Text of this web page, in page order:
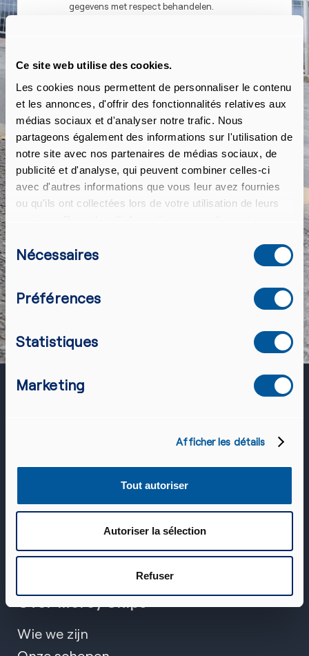
Ce site web utilise des cookies.
Les cookies nous permettent de personnaliser le contenu
et les annonces, d'offrir des fonctionnalités relatives aux
médias sociaux et d'analyser notre trafic. Nous
partageons également des informations sur l'utilisation de
notre site avec nos partenaires de médias sociaux, de
publicité et d'analyse, qui peuvent combiner celles-ci
avec d'autres informations que vous leur avez fournies
ou qu'ils ont collectées lors de votre utilisation de leurs
Sélection
du
consentement
Nécessaires
Préférences
Statistiques
Marketing
Afficher les détails
Tout autoriser
Autoriser la sélection
Refuser
gegevens met respect behandelen.
in overeenstemming met deze
voorwaarden.
We gebruiken Mailchimp als ons
marketingplatform. Door hieronder te
klikken om u aan te melden, erkent u dat
uw informatie wordt overgedragen aan
Mailchimp voor verwerking. Meer
informatieover de privacypraktijken van
Mailchimp.
Rekeningnummer:
BE90 0016 0298 6432
Over Mercy Ships
Wie we zijn